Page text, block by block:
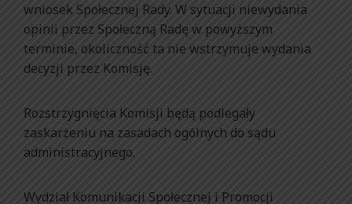
wniosek Społecznej Rady. W sytuacji niewydania
opinii przez Społeczną Radę w powyższym
terminie, okoliczność ta nie wstrzymuje wydania
decyzji przez Komisję.
Rozstrzygnięcia Komisji będą podlegały
zaskarżeniu na zasadach ogólnych do sądu
administracyjnego.
Wydział Komunikacji Społecznej i Promocji